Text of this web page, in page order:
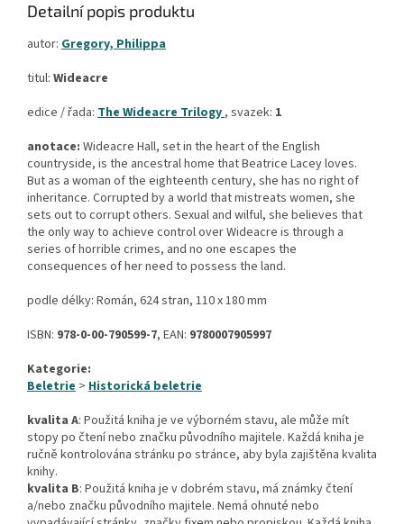
Detailní popis produktu
autor: Gregory, Philippa
titul: Wideacre
edice / řada: The Wideacre Trilogy, svazek: 1
anotace: Wideacre Hall, set in the heart of the English
countryside, is the ancestral home that Beatrice Lacey loves.
But as a woman of the eighteenth century, she has no right of
inheritance. Corrupted by a world that mistreats women, she
sets out to corrupt others. Sexual and wilful, she believes that
the only way to achieve control over Wideacre is through a
series of horrible crimes, and no one escapes the
consequences of her need to possess the land.
podle délky: Román, 624 stran, 110 x 180 mm
ISBN: 978-0-00-790599-7, EAN: 9780007905997
Kategorie:
Beletrie > Historická beletrie
kvalita A: Použitá kniha je ve výborném stavu, ale může mít
stopy po čtení nebo značku původního majitele. Každá kniha je
ručně kontrolována stránku po stránce, aby byla zajištěna kvalita
knihy.
kvalita B: Použitá kniha je v dobrém stavu, má známky čtení
a/nebo značku původního majitele. Nemá ohnuté nebo